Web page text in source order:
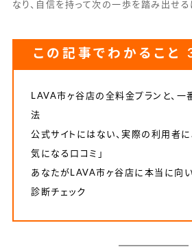
なり、自信を持って次の一歩を踏み出せる
この記事でわかること
LAVA市ヶ谷店の全料金プランと、一
法
公式サイトにはない、実際の利用者に
気になる口コミ」
あなたがLAVA市ヶ谷店に本当に向
診断チェック